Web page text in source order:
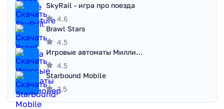
SkyRail - игра про поезда
4.6
Brawl Stars
4.5
Игровые автоматы Миллионер
4.5
Starbound Mobile
3.5